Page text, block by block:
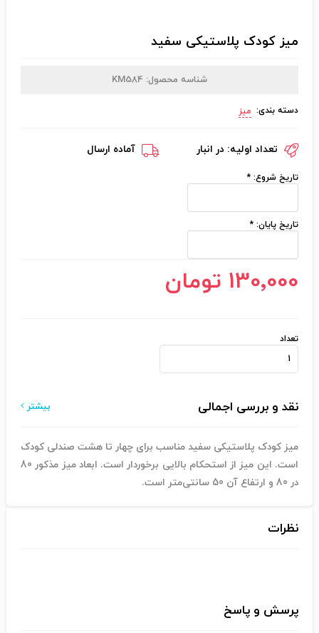
میز کودک پلاستیکی سفید
شناسه محصول: KM584
دسته بندی: میز
تعداد اولیه: در انبار آماده ارسال
تاریخ شروع: *
تاریخ پایان: *
130٬000 تومان
تعداد
نقد و بررسی اجمالی بیشتر
میز کودک پلاستیکی سفید مناسب برای چهار تا هشت صندلی کودک
است. این میز از استحکام بالایی برخوردار است. ابعاد میز مذکور 80
در 80 و ارتفاع آن 50 سانتی‌متر است.
نظرات
پرسش و پاسخ